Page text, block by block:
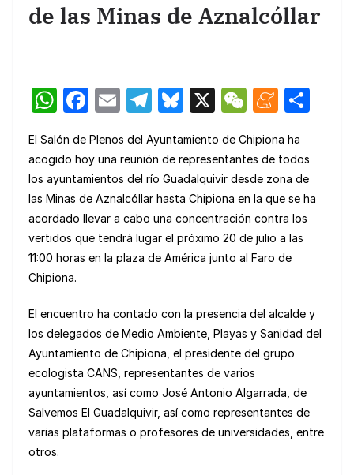
de las Minas de Aznalcóllar
W
at
s
A
p
p
F
c
e
b
o
o
E
ail
T
e
gr
a
m
Bl
e
s
k
y
X
W
C
h
at
M
n
e
a
m
e
ar
El Salón de Plenos del Ayuntamiento de Chipiona ha
acogido hoy una reunión de representantes de todos
los ayuntamientos del río Guadalquivir desde zona de
las Minas de Aznalcóllar hasta Chipiona en la que se ha
acordado llevar a cabo una concentración contra los
vertidos que tendrá lugar el próximo 20 de julio a las
11:00 horas en la plaza de América junto al Faro de
Chipiona.
El encuentro ha contado con la presencia del alcalde y
los delegados de Medio Ambiente, Playas y Sanidad del
Ayuntamiento de Chipiona, el presidente del grupo
ecologista CANS, representantes de varios
ayuntamientos, así como José Antonio Algarrada, de
Salvemos El Guadalquivir, así como representantes de
varias plataformas o profesores de universidades, entre
otros.